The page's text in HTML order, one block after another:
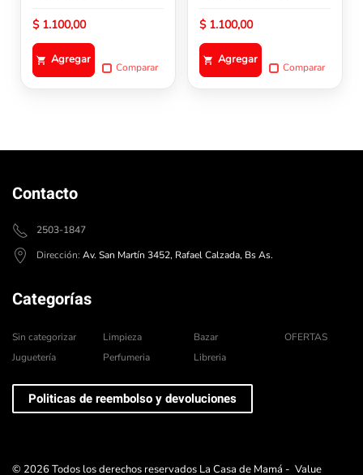
$1.100,00
Agregar
Comparar
$1.100,00
Agregar
Comparar
Contacto
2503-1847
Dirección: Av. San Martín 3452, Rafael Calzada, Bs As.
Categorías
Sin categorizar
Juguetería
Limpieza
Perfumeria
Bazar
Libreria
OFERTAS
Politicas de reembolso y devoluciones
© 2026 Todos los derechos reservados La Casa de Mamá - Value